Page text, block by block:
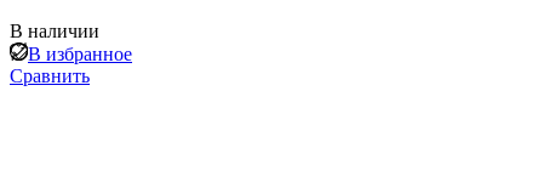
В наличии
В избранное
Сравнить